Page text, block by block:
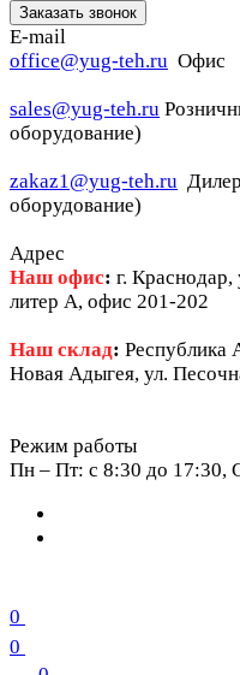
Заказать звонок
E-mail
office@yug-teh.ru Офис
sales@yug-teh.ru
оборудование)
zakaz1@yug-teh.ru
оборудование)
Адрес
Наш офис: г.
литер А, офис 201-202
Наш склад: Республика
Новая Адыгея, ул.
Режим работы
Пн – Пт: c 8:30 до 17:30,
0
0